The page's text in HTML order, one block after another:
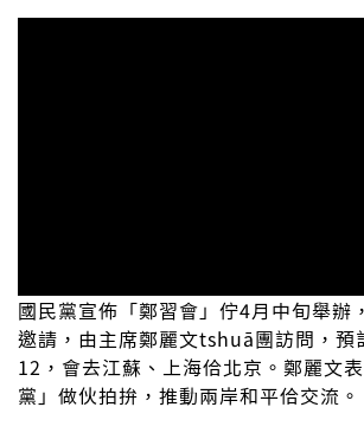
國民黨宣佈「鄭習會」佇4月中旬舉辦
邀請，由主席鄭麗文tshuā團訪問，預
12，會去江蘇、上海佮北京。鄭麗文
黨」做伙拍拚，推動兩岸和平佮交流。